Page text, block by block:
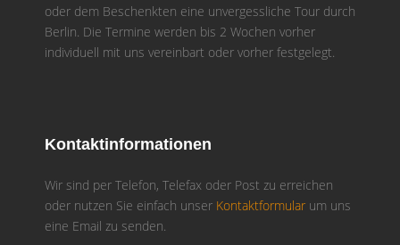
oder dem Beschenkten eine unvergessliche Tour durch
Berlin. Die Termine werden bis 2 Wochen vorher
individuell mit uns vereinbart oder vorher festgelegt.
Kontaktinformationen
Wir sind per Telefon, Telefax oder Post zu erreichen
oder nutzen Sie einfach unser Kontaktformular um uns
eine Email zu senden.